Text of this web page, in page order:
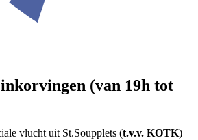
(van 19h tot
vlucht uit St.Soupplets (t.v.v. KOTK)